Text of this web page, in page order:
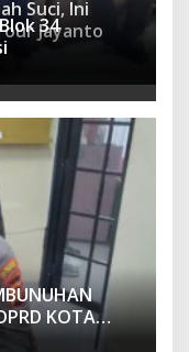
Suci, Ini
Jayanto
34
KOTA
ANGGOTA